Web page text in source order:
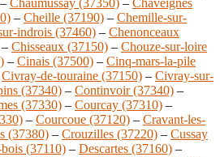
– Chaumussay (37350) – Chaveignes
– Cheille (37190) – Chemille-sur-
indrois (37460) – Chenonceaux
– Chisseaux (37150) – Chouze-sur-loire
– Cinais (37500) – Cinq-mars-la-pile
Civray-de-touraine (37150) – Civray-sur-
(37340) – Continvoir (37340) –
(37330) – Courcay (37310) –
– Courcoue (37120) – Cravant-les-
(37380) – Crouzilles (37220) – Cussay
(37110) – Descartes (37160) –